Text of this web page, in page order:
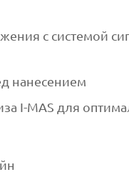
с системой
нанесением
I-MAS для